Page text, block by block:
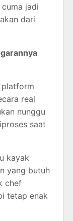
jadi
dari
platform
real
nunggu
saat
kayak
yang butuh
chef
tetap enak